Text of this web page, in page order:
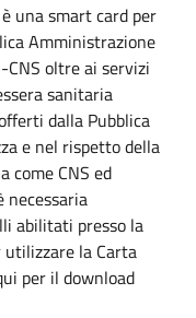
una smart card per
Amministrazione
oltre ai servizi
sanitaria
dalla Pubblica
e nel rispetto della
come CNS ed
necessaria
abilitati presso la
utilizzare la Carta
per il download